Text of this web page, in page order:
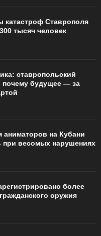
Ставрополя
тысяч человек
ставропольский
почему будущее — за
аниматоров на Кубани
при весомых нарушениях
более
оружия